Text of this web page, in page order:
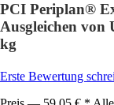
PCI Periplan®
Ausgleichen von
kg
Erste Bewertung